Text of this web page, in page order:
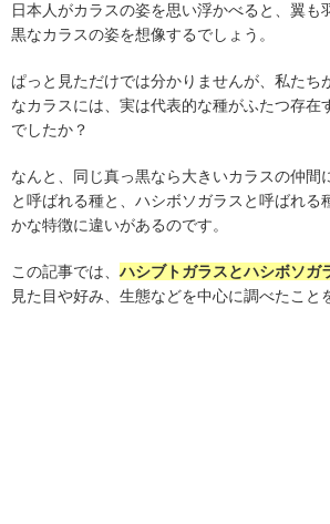
日本人がカラスの姿を思い浮かべると、翼も
黒なカラスの姿を想像するでしょう。
ぱっと見ただけでは分かりませんが、私たち
なカラスには、実は代表的な種がふたつ存在
でしたか？
なんと、同じ真っ黒なら大きいカラスの仲間
と呼ばれる種と、ハシボソガラスと呼ばれる
かな特徴に違いがあるのです。
この記事では、ハシブトガラスとハシボソガ
見た目や好み、生態などを中心に調べたこと